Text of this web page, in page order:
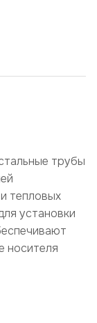
трубы
тепловых
установки
носителя